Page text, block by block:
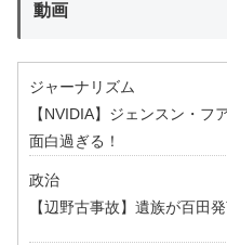
動画
ジャーナリズム
【NVIDIA】ジェンスン・フ
面白過ぎる！
政治
【辺野古事故】遺族が百田